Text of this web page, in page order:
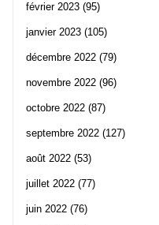
février 2023 (95)
janvier 2023 (105)
décembre 2022 (79)
novembre 2022 (96)
octobre 2022 (87)
septembre 2022 (127)
août 2022 (53)
juillet 2022 (77)
juin 2022 (76)